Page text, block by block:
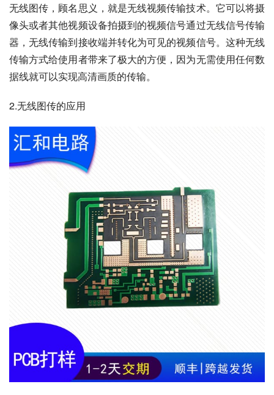
无线图传，顾名思义，就是无线视频传输技术。它可以将摄
像头或者其他视频设备拍摄到的视频信号通过无线信号传输
器，无线传输到接收端并转化为可见的视频信号。这种无线
传输方式给使用者带来了极大的方便，因为无需使用任何数
据线就可以实现高清画质的传输。
2.无线图传的应用